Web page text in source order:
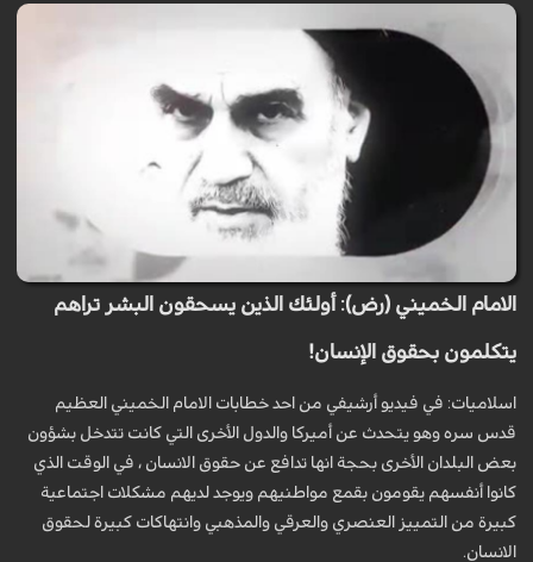
الامام الخميني (رض): أولئك الذين يسحقون البشر تراهم
يتكلمون بحقوق الإنسان!
اسلاميات: في فيديو أرشيفي من احد خطابات الامام الخميني العظيم
قدس سره وهو يتحدث عن أميركا والدول الأخرى التي كانت تتدخل بشؤون
بعض البلدان الأخرى بحجة انها تدافع عن حقوق الانسان ، في الوقت الذي
كانوا أنفسهم يقومون بقمع مواطنيهم ويوجد لديهم مشكلات اجتماعية
كبيرة من التمييز العنصري والعرقي والمذهبي وانتهاكات كبيرة لحقوق
الانسان.